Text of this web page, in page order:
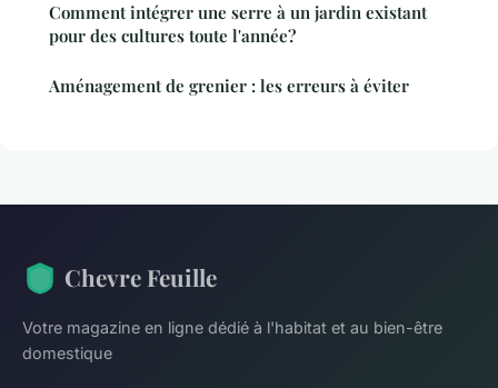
Comment intégrer une serre à un jardin existant
pour des cultures toute l'année?
Aménagement de grenier : les erreurs à éviter
Chevre Feuille
Votre magazine en ligne dédié à l'habitat et au bien-être
domestique